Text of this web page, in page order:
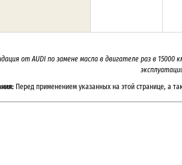
отAUDI по замене масла в двигателе раз в 15000
Перед применением указанных на этой странице, а